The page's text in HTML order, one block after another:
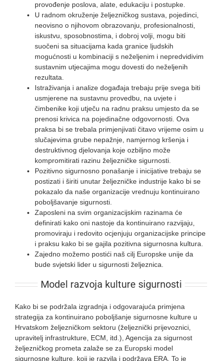
provođenje poslova, alate, edukaciju i postupke.
U radnom okruženje željezničkog sustava, pojedinci,
neovisno o njihovom obrazovanju, profesionalnosti,
iskustvu, sposobnostima, i dobroj volji, mogu biti
suočeni sa situacijama kada granice ljudskih
mogućnosti u kombinaciji s neželjenim i nepredvidivim
sustavnim utjecajima mogu dovesti do neželjenih
rezultata.
Istraživanja i analize događaja trebaju prije svega biti
usmjerene na sustavnu provedbu, na uvjete i
čimbenike koji utječu na radnu praksu umjesto da se
prenosi krivica na pojedinačne odgovornosti. Ova
praksa bi se trebala primjenjivati čitavo vrijeme osim u
slučajevima grube nepažnje, namjernog kršenja i
destruktivnog djelovanja koje ozbiljno može
kompromitirati razinu željezničke sigurnosti.
Pozitivno sigurnosno ponašanje i inicijative trebaju se
postizati i širiti unutar željezničke industrije kako bi se
pokazalo da naše organizacije vrednuju kontinuirano
poboljšavanje sigurnosti.
Zaposleni na svim organizacijskim razinama će
definirati kako oni nastoje da kontinuirano razvijaju,
promoviraju i redovito ocjenjuju organizacijske principe
i praksu kako bi se gajila pozitivna sigurnosna kultura.
Zajedno možemo postići naš cilj Europske unije da
bude svjetski lider u sigurnosti željeznica.
Model razvoja kulture sigurnosti
Kako bi se podržala izgradnja i odgovarajuća primjena
strategija za kontinuirano poboljšanje sigurnosne kulture u
Hrvatskom željezničkom sektoru (željeznički prijevoznici,
upravitelj infrastrukture, ECM, itd.), Agencija za sigurnost
željezničkog prometa zalaže se za Europski model
sigurnosne kulture, koji je razvila i podržava ERA. To je